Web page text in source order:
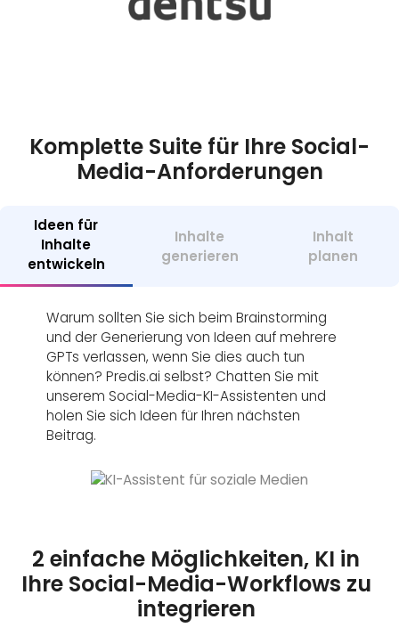
Komplette Suite für Ihre Social-
Media-Anforderungen
Ideen für
Inhalte
entwickeln
Inhalte
generieren
Inhalt
planen
Warum sollten Sie sich beim Brainstorming
und der Generierung von Ideen auf mehrere
GPTs verlassen, wenn Sie dies auch tun
können? Predis.ai selbst? Chatten Sie mit
unserem Social-Media-KI-Assistenten und
holen Sie sich Ideen für Ihren nächsten
Beitrag.
2 einfache Möglichkeiten, KI in
Ihre Social-Media-Workflows zu
integrieren